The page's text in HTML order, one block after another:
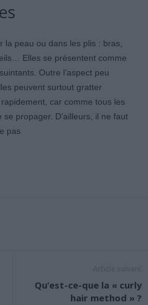
la peau ou dans les plis : bras,
Elles se présentent comme
Outre l’aspect peu
peuvent surtout gratter
car comme tous les
propager. D’ailleurs, il ne faut
pas
Qu’est-ce-que la « curly
hair method » ?